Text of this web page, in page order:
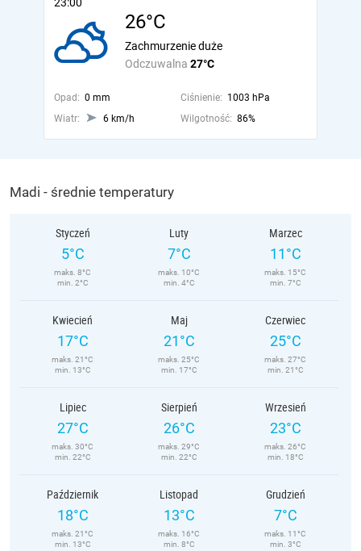
26°C
Odczuwalna 27°C
Zachmurzenie duże
Opad: 0 mm Ciśnienie: 1003 hPa
Wiatr:
6 km/h Wilgotność: 86%
Madi - średnie temperatury
Styczeń
5°C
maks. 8°C
min. 2°C
Luty
7°C
maks. 10°C
min. 4°C
Marzec
11°C
maks. 15°C
min. 7°C
Kwiecień
17°C
maks. 21°C
min. 13°C
Maj
21°C
maks. 25°C
min. 17°C
Czerwiec
25°C
maks. 27°C
min. 21°C
Lipiec
27°C
maks. 30°C
min. 22°C
Sierpień
26°C
maks. 29°C
min. 22°C
Wrzesień
23°C
maks. 26°C
min. 18°C
Październik
18°C
maks. 21°C
min. 13°C
Listopad
13°C
maks. 16°C
min. 8°C
Grudzień
7°C
maks. 11°C
min. 3°C